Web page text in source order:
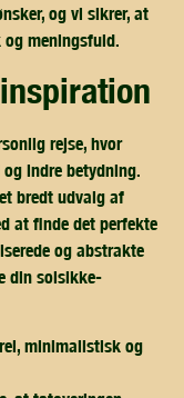
og vi sikrer, at
meningsfuld.
rejse, hvor
indre betydning.
bredt udvalg af
at finde det perfekte
og abstrakte
din solsikke-
minimalistisk og